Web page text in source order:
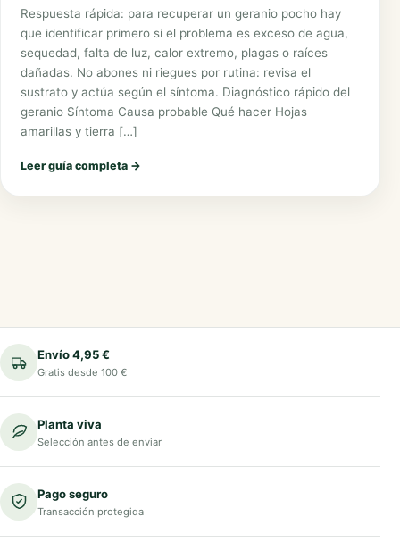
Respuesta rápida: para recuperar un geranio pocho hay
que identificar primero si el problema es exceso de agua,
sequedad, falta de luz, calor extremo, plagas o raíces
dañadas. No abones ni riegues por rutina: revisa el
sustrato y actúa según el síntoma. Diagnóstico rápido del
geranio Síntoma Causa probable Qué hacer Hojas
amarillas y tierra […]
Leer guía completa →
Envío 4,95 €
Gratis desde 100 €
Planta viva
Selección antes de enviar
Pago seguro
Transacción protegida